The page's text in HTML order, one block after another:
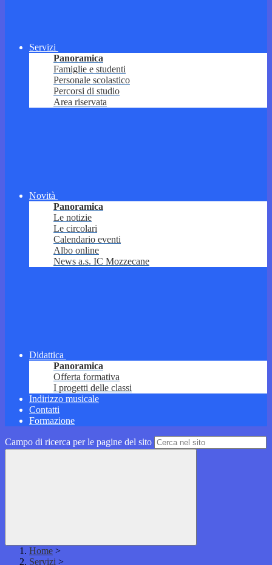
Servizi
Panoramica
Famiglie e studenti
Personale scolastico
Percorsi di studio
Area riservata
Novità
Panoramica
Le notizie
Le circolari
Calendario eventi
Albo online
News a.s. IC Mozzecane
Didattica
Panoramica
Offerta formativa
I progetti delle classi
Indirizzo musicale
Contatti
Formazione
Campo di ricerca per le pagine del sito
Home >
Servizi >